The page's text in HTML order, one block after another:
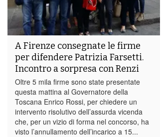
A Firenze consegnate le firme
per difendere Patrizia Farsetti.
Incontro a sorpresa con Renzi
Oltre 5 mila firme sono state presentate
questa mattina al Governatore della
Toscana Enrico Rossi, per chiedere un
intervento risolutivo dell’assurda vicenda
che, per un vizio di forma nel concorso, ha
visto l’annullamento dell’incarico a 15...